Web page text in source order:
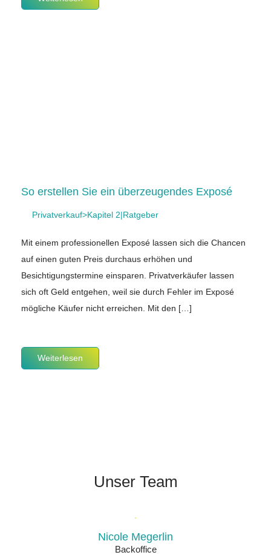
So erstellen Sie ein überzeugendes Exposé
Privatverkauf>Kapitel 2|Ratgeber
Mit einem professionellen Exposé lassen sich die Chancen
auf einen guten Preis durchaus erhöhen und
Besichtigungstermine einsparen. Privatverkäufer lassen
sich oft Geld entgehen, weil sie durch Fehler im Exposé
mögliche Käufer nicht erreichen. Mit den […]
Weiterlesen
Unser Team
Nicole Megerlin
Backoffice